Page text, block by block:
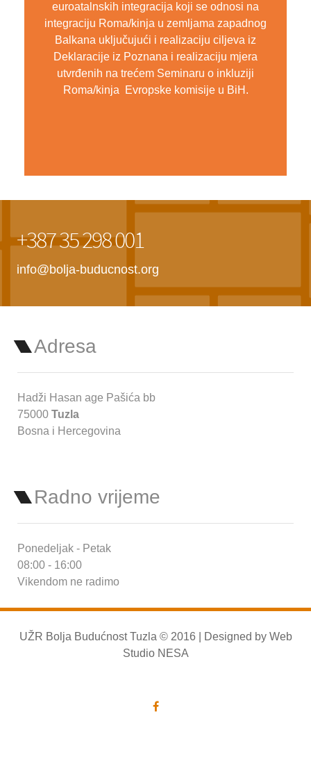
euroatalnskih integracija koji se odnosi na
integraciju Roma/kinja u zemljama zapadnog
Balkana uključujući i realizaciju ciljeva iz
Deklaracije iz Poznana i realizaciju mjera
utvrđenih na trećem Seminaru o inkluziji
Roma/kinja Evropske komisije u BiH.
+387 35 298 001
info@bolja-buducnost.org
Adresa
Hadži Hasan age Pašića bb
75000 Tuzla
Bosna i Hercegovina
Radno vrijeme
Ponedeljak - Petak
08:00 - 16:00
Vikendom ne radimo
UŽR Bolja Budućnost Tuzla © 2016 | Designed by Web
Studio NESA